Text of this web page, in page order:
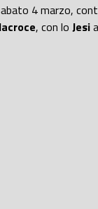
4 marzo,
, con lo Jesi